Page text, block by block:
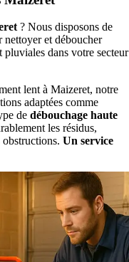
? Nous disposons de
nettoyer et déboucher
pluviales dans votre secteur
lent à Maizeret, notre
adaptées comme
de débouchage haute
les résidus,
obstructions. Un service